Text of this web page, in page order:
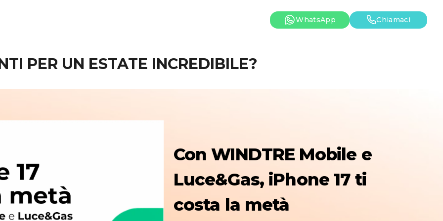
WhatsApp Chiamaci
PER UN ESTATE INCREDIBILE?
Con WINDTRE Mobile e
Luce&Gas, iPhone 17 ti
costa la metà